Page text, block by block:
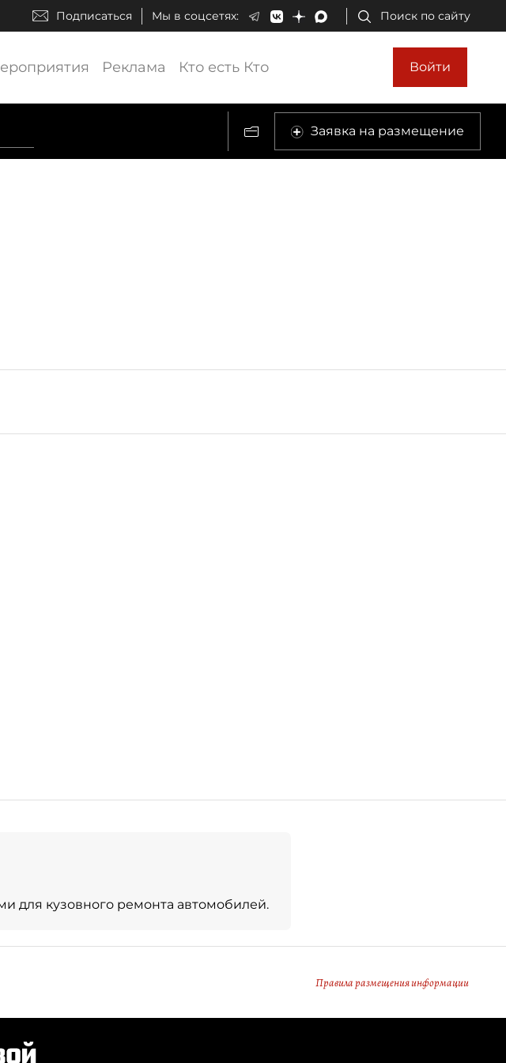
Подписаться Мы в соцсетях: Поиск по сайту
Реклама Кто есть Кто Войти
Заявка на размещение
для кузовного ремонта автомобилей.
Правила размещения информации